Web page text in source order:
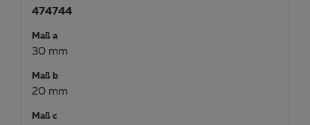
474744
Maß a
30 mm
Maß b
20 mm
Maß c